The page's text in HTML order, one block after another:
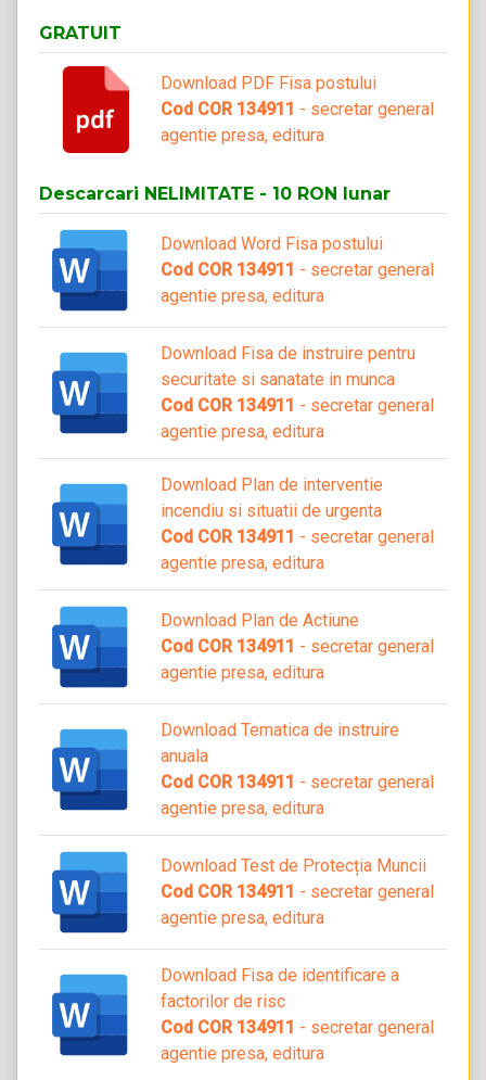
GRATUIT
Download PDF Fisa postului
Cod COR 134911 - secretar general
agentie presa, editura
Descarcari NELIMITATE - 10 RON lunar
Download Word Fisa postului
Cod COR 134911 - secretar general
agentie presa, editura
Download Fisa de instruire pentru
securitate si sanatate in munca
Cod COR 134911 - secretar general
agentie presa, editura
Download Plan de interventie
incendiu si situatii de urgenta
Cod COR 134911 - secretar general
agentie presa, editura
Download Plan de Actiune
Cod COR 134911 - secretar general
agentie presa, editura
Download Tematica de instruire
anuala
Cod COR 134911 - secretar general
agentie presa, editura
Download Test de Protecția Muncii
Cod COR 134911 - secretar general
agentie presa, editura
Download Fisa de identificare a
factorilor de risc
Cod COR 134911 - secretar general
agentie presa, editura